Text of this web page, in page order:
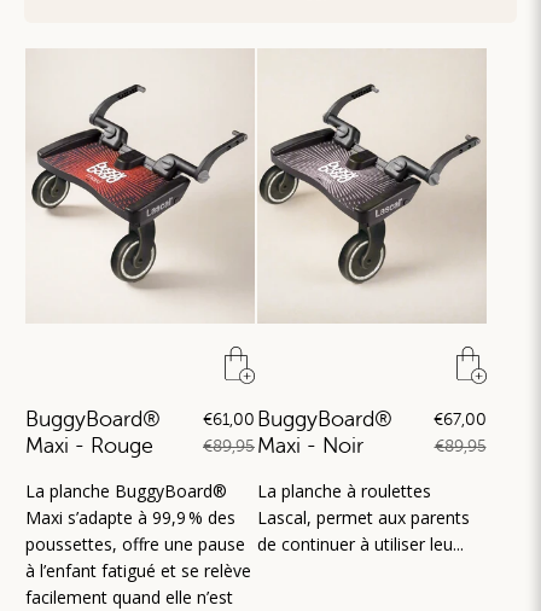
BuggyBoard®
Maxi - Rouge
€61,00
€89,95
La planche BuggyBoard®
Maxi s’adapte à 99,9 % des
poussettes, offre une pause
à l’enfant fatigué et se relève
facilement quand elle n’est
BuggyBoard®
Maxi - Noir
€67,00
€89,95
La planche à roulettes
Lascal, permet aux parents
de continuer à utiliser leu...